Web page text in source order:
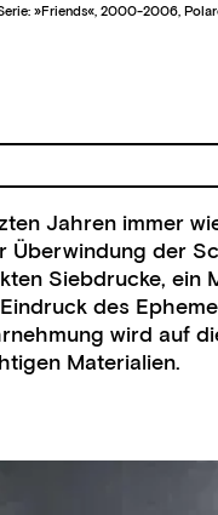
»Friends«, 2000-2006,
Jahren immer
Überwindung der
Siebdrucke, ein
des
wird auf
Materialien.